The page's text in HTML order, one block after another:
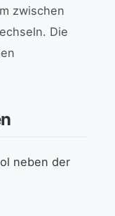
zwischen
Die
neben der